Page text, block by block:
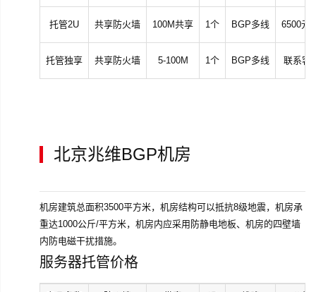
托管2U 共享防火墙 100M共享 1个 BGP多线 6500元/
托管独享 共享防火墙 5-100M 1个 BGP多线 联系客
北京兆维BGP机房
机房建筑总面积3500平方米，机房结构可以抵抗8级地震，机房承
重达1000公斤/平方米，机房内应采用防静电地板、机房的四壁墙
内防电磁干扰措施。
服务器托管价格